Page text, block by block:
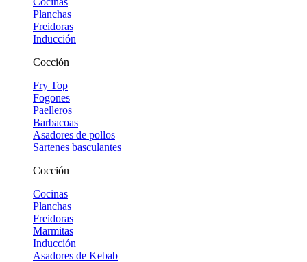
Planchas
Freidoras
Inducción
Cocción
Fry Top
Fogones
Paelleros
Barbacoas
Asadores de pollos
Sartenes basculantes
Cocción
Cocinas
Planchas
Freidoras
Marmitas
Inducción
Asadores de Kebab